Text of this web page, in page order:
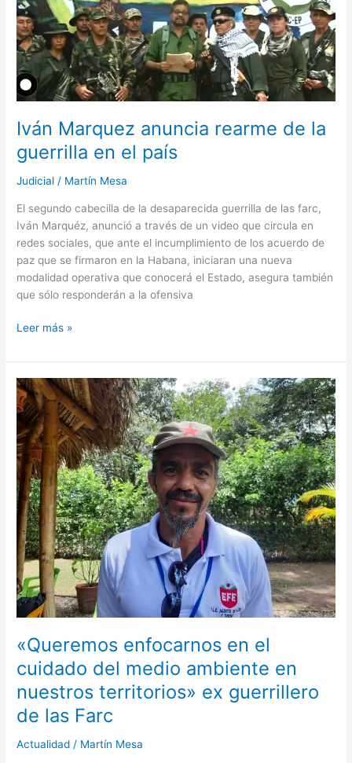
Iván Marquez anuncia rearme de la
guerrilla en el país
Judicial / Martín Mesa
El segundo cabecilla de la desaparecida guerrilla de las farc,
Iván Marquéz, anunció a través de un video que circula en
redes sociales, que ante el incumplimiento de los acuerdo de
paz que se firmaron en la Habana, iniciaran una nueva
modalidad operativa que conocerá el Estado, asegura también
que sólo responderán a la ofensiva
la
guerrilla
en
el
país
Leer más »
«Queremos enfocarnos en el
cuidado del medio ambiente en
nuestros territorios» ex guerrillero
de las Farc
Actualidad / Martín Mesa
«Queremos
enfocarnos
en
el
cuidado
del
medio
ambiente
en
nuestros
territorios»
ex
guerrillero
de
Farc